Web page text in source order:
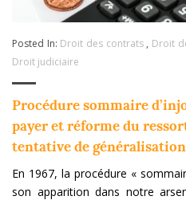
Posted In: Droit des contrats, Droit
Droit judiciaire
Procédure sommaire
payer et réforme du
tentative de
En 1967, la procédure «
son apparition dans notre